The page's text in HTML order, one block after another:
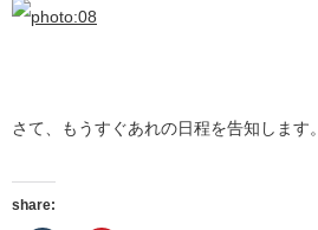
さて、もうすぐあれの日程を告知します。
share: